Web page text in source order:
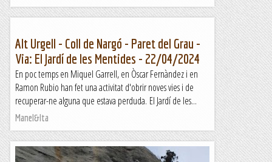
Alt Urgell - Coll de Nargó - Paret del Grau -
Via: El Jardí de les Mentides - 22/04/2024
En poc temps en Miquel Garrell, en Òscar Fernàndez i en
Ramon Rubio han fet una activitat d'obrir noves vies i de
recuperar-ne alguna que estava perduda. El Jardí de les...
Manel&Ita